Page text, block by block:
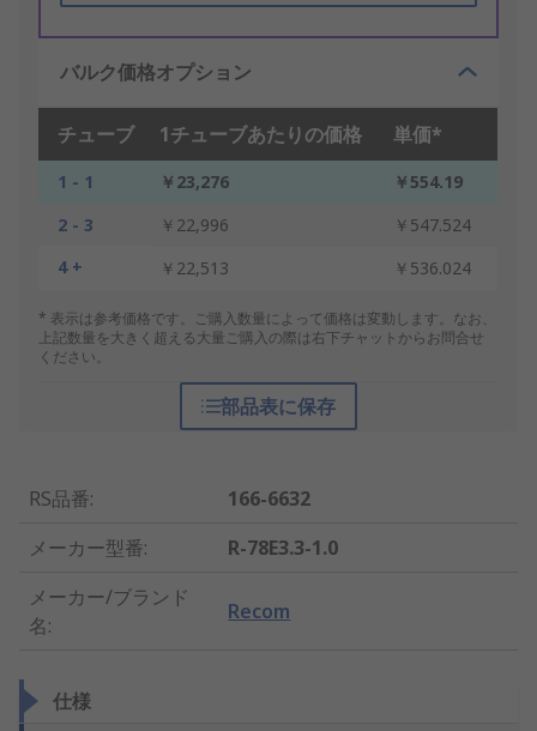
バルク価格オプション
チューブ 1チューブあたりの価格 単価*
1 - 1 ￥23,276
￥554.19
2 - 3
￥22,996
￥547.524
4 +
￥22,513 ￥536.024
* 表示は参考価格です。ご購入数量によって価格は変動します。なお、
上記数量を大きく超える大量ご購入の際は右下チャットからお問合せ
ください。
部品表に保存
RS品番:
166-6632
メーカー型番:
R-78E3.3-1.0
メーカー/ブランド
名:
Recom
仕様